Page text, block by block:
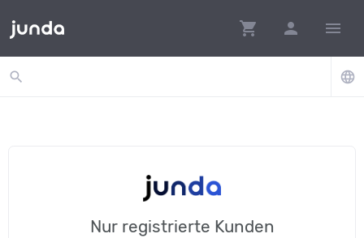
shopping_cart person menu
search language
Nur registrierte Kunden